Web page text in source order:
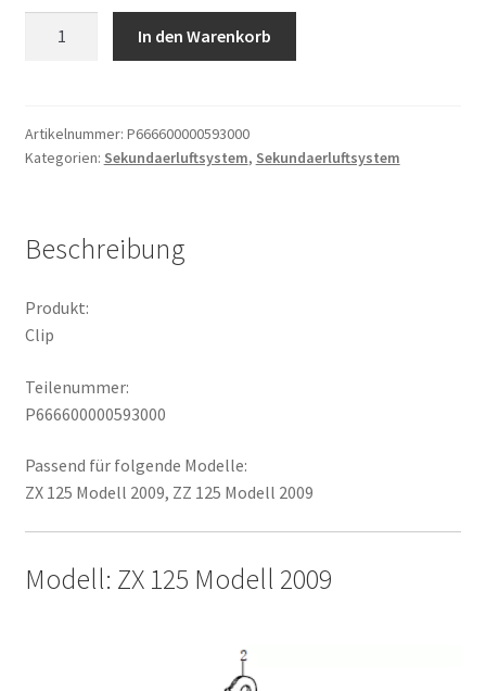
In den Warenkorb
Artikelnummer: P666600000593000
Kategorien: Sekundaerluftsystem, Sekundaerluftsystem
Beschreibung
Produkt:
Clip
Teilenummer:
P666600000593000
Passend für folgende Modelle:
ZX 125 Modell 2009, ZZ 125 Modell 2009
Modell: ZX 125 Modell 2009